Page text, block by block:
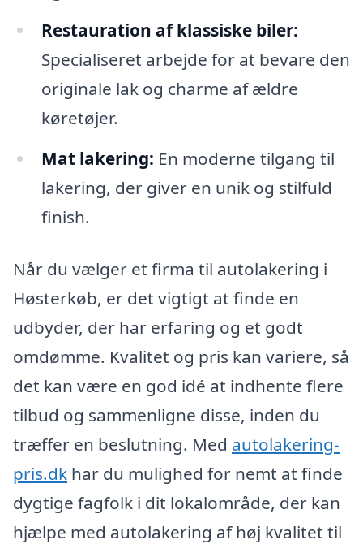
Restauration af klassiske biler:
Specialiseret arbejde for at bevare den
originale lak og charme af ældre
køretøjer.
Mat lakering: En moderne tilgang til
lakering, der giver en unik og stilfuld
finish.
Når du vælger et firma til autolakering i
Høsterkøb, er det vigtigt at finde en
udbyder, der har erfaring og et godt
omdømme. Kvalitet og pris kan variere, så
det kan være en god idé at indhente flere
tilbud og sammenligne disse, inden du
træffer en beslutning. Med autolakering-
pris.dk har du mulighed for nemt at finde
dygtige fagfolk i dit lokalområde, der kan
hjælpe med autolakering af høj kvalitet til